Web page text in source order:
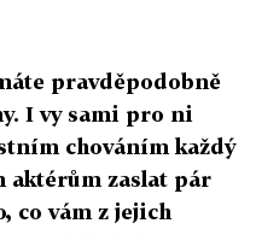
pravděpodobně
I vy sami pro ni
chováním každý
aktérům zaslat pár
co vám z jejich